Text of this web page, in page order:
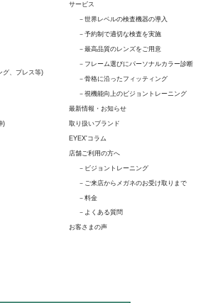
グ、プレス等)
)
サービス
世界レベルの検査機器の導入
予約制で適切な検査を実施
最高品質のレンズをご用意
フレーム選びにパーソナルカラー診断
骨格に沿ったフィッティング
視機能向上のビジョントレーニング
最新情報・お知らせ
取り扱いブランド
EYEX'コラム
店舗ご利用の方へ
ビジョントレーニング
ご来店からメガネのお受け取りまで
料金
よくある質問
お客さまの声